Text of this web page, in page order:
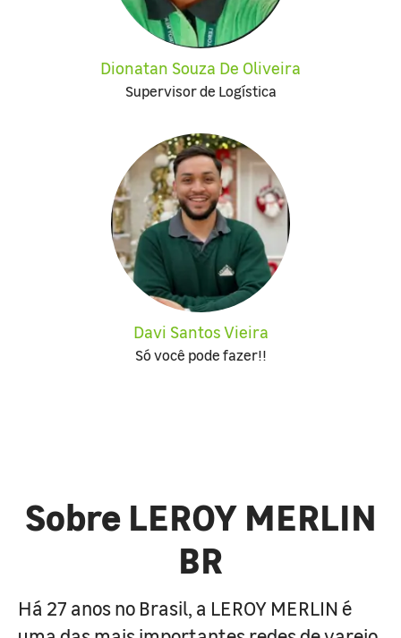
Dionatan Souza De Oliveira
Supervisor de Logística
Davi Santos Vieira
Só você pode fazer!!
Sobre LEROY MERLIN
BR
Há 27 anos no Brasil, a LEROY MERLIN é